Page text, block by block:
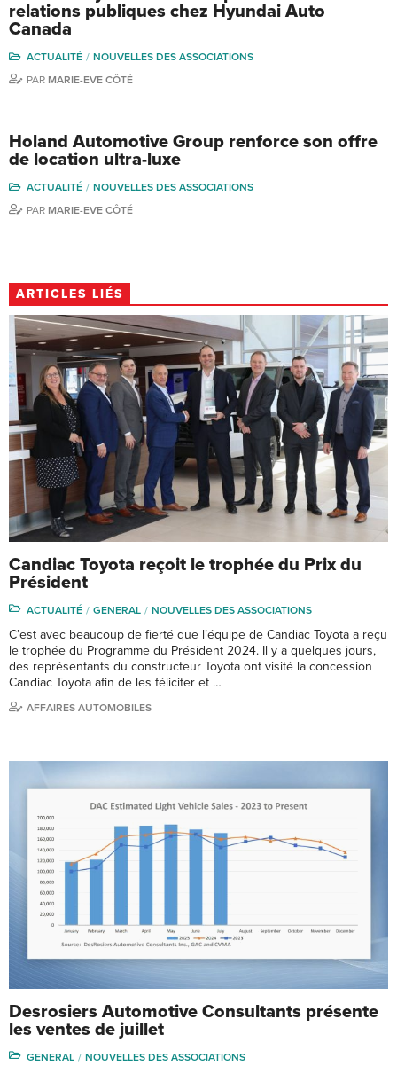
relations publiques chez Hyundai Auto
Canada
ACTUALITÉ
NOUVELLES DES ASSOCIATIONS
PAR MARIE-EVE CÔTÉ
Holand Automotive Group renforce son offre
de location ultra-luxe
ACTUALITÉ
NOUVELLES DES ASSOCIATIONS
PAR MARIE-EVE CÔTÉ
ARTICLES LIÉS
Candiac Toyota reçoit le trophée du Prix du
Président
ACTUALITÉ GENERAL NOUVELLES DES ASSOCIATIONS
C’est avec beaucoup de fierté que l’équipe de Candiac Toyota a reçu
le trophée du Programme du Président 2024. Il y a quelques jours,
des représentants du constructeur Toyota ont visité la concession
Candiac Toyota afin de les féliciter et …
AFFAIRES AUTOMOBILES
Desrosiers Automotive Consultants présente
les ventes de juillet
GENERAL NOUVELLES DES ASSOCIATIONS